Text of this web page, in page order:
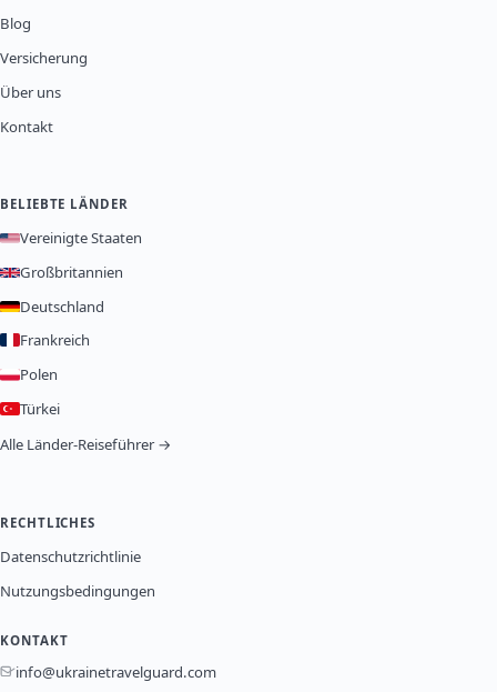
Blog
Versicherung
Über uns
Kontakt
BELIEBTE LÄNDER
Vereinigte Staaten
Großbritannien
Deutschland
Frankreich
Polen
Türkei
Alle Länder-Reiseführer →
RECHTLICHES
Datenschutzrichtlinie
Nutzungsbedingungen
KONTAKT
info@ukrainetravelguard.com